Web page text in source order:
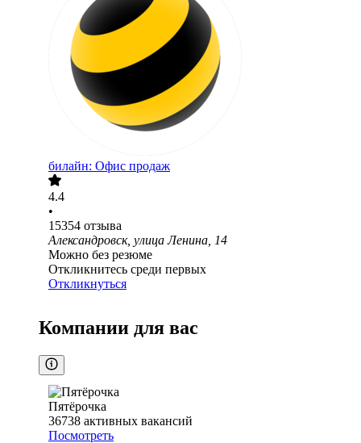
билайн: Офис продаж
4.4
•
15354 отзыва
Александровск, улица Ленина, 14
Можно без резюме
Откликнитесь среди первых
Откликнуться
Компании для вас
Пятёрочка
36738 активных вакансий
Посмотреть